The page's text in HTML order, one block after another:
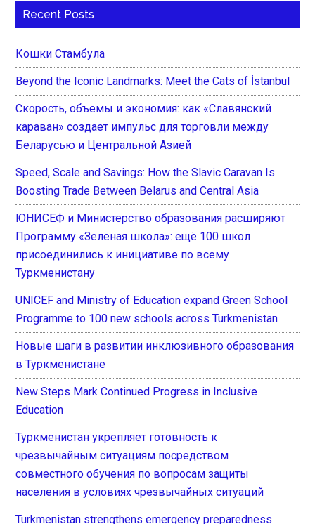
Recent Posts
Кошки Стамбула
Beyond the Iconic Landmarks: Meet the Cats of İstanbul
Скорость, объемы и экономия: как «Славянский
караван» создает импульс для торговли между
Беларусью и Центральной Азией
Speed, Scale and Savings: How the Slavic Caravan Is
Boosting Trade Between Belarus and Central Asia
ЮНИСЕФ и Министерство образования расширяют
Программу «Зелёная школа»: ещё 100 школ
присоединились к инициативе по всему
Туркменистану
UNICEF and Ministry of Education expand Green School
Programme to 100 new schools across Turkmenistan
Новые шаги в развитии инклюзивного образования
в Туркменистане
New Steps Mark Continued Progress in Inclusive
Education
Туркменистан укрепляет готовность к
чрезвычайным ситуациям посредством
совместного обучения по вопросам защиты
населения в условиях чрезвычайных ситуаций
Turkmenistan strengthens emergency preparedness